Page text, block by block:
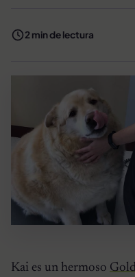
2 min de lectura
Kai es un hermoso